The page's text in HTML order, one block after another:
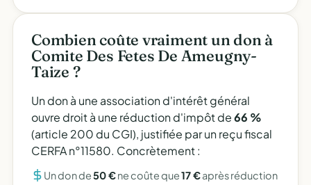
Combien coûte vraiment un don à
Comite Des Fetes De Ameugny-
Taize ?
Un don à une association d'intérêt général
ouvre droit à une réduction d'impôt de66 %
(article 200 du CGI), justifiée par un reçu fiscal
CERFA n°11580. Concrètement :
Un don de50 €ne coûte que17 €après réduction